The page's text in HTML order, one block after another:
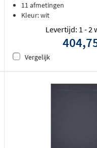
11 afmetingen
Kleur: wit
Levertijd: 1 - 2
Vergelijk